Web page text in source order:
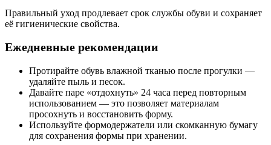
Правильный уход продлевает срок службы обуви и сохраняет
её гигиенические свойства.
Ежедневные рекомендации
Протирайте обувь влажной тканью после прогулки —
удаляйте пыль и песок.
Давайте паре «отдохнуть» 24 часа перед повторным
использованием — это позволяет материалам
просохнуть и восстановить форму.
Используйте формодержатели или скомканную бумагу
для сохранения формы при хранении.